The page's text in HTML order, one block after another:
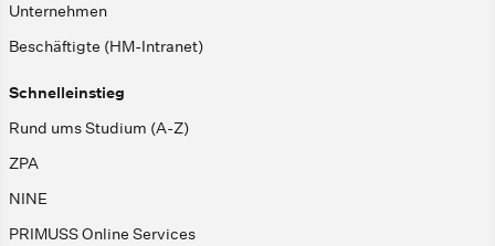
Unternehmen
Beschäftigte (HM-Intranet)
Schnelleinstieg
Rund ums Studium (A-Z)
ZPA
NINE
PRIMUSS Online Services